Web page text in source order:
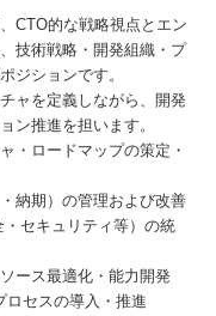
CTO的な戦略視点とエン
技術戦略・開発組織・プ
ジションです。
ャを定義しながら、開発
ン推進を担います。
・ロードマップの策定・
納期）の管理および改善
セキュリティ等）の統
ース最適化・能力開発
ロセスの導入・推進